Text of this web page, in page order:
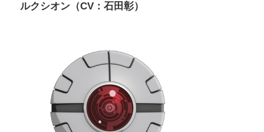
ルクシオン（CV：石田彰）